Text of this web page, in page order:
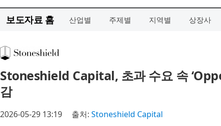
보도자료 홈 산업별 주제별 지역별 상장사
Stoneshield Capital, 초과 수요 속
감
2026-05-29 13:19 출처: Stoneshield Capital